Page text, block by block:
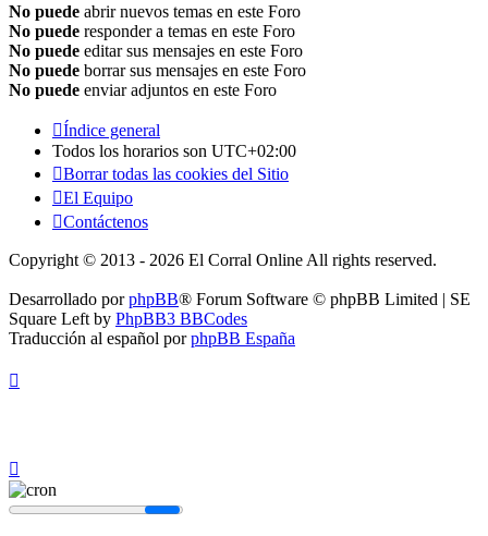
No puede abrir nuevos temas en este Foro
No puede responder a temas en este Foro
No puede editar sus mensajes en este Foro
No puede borrar sus mensajes en este Foro
No puede enviar adjuntos en este Foro
Índice general
Todos los horarios son UTC+02:00
Borrar todas las cookies del Sitio
El Equipo
Contáctenos
Copyright © 2013 - 2026 El Corral Online All rights reserved.
Desarrollado porphpBB® Forum Software © phpBB Limited | SE
Square Left by PhpBB3 BBCodes
Traducción al español porphpBB España